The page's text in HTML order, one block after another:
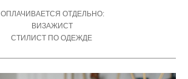
ОПЛАЧИВАЕТСЯ ОТДЕЛЬНО:
ВИЗАЖИСТ
СТИЛИСТ ПО ОДЕЖДЕ